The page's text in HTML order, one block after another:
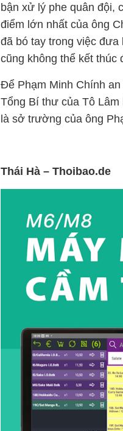
bận xử lý phe quân đội,
điểm lớn nhất của ông
đã bó tay trong việc
cũng không thể kết thúc
Để Phạm Minh Chính an
Tổng Bí thư của Tô
là sở trường của ông
Thái Hà – Thoibao.de